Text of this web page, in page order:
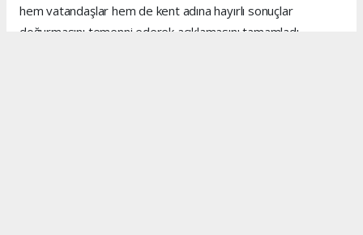
hem vatandaşlar hem de kent adına hayırlı sonuçlar
doğurmasını temenni ederek açıklamasını tamamladı.